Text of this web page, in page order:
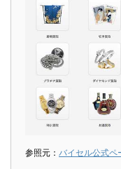
参照元： バイセル公式ペ